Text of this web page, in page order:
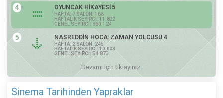
4 OYUNCAK HİKAYESİ 5
HAFTA: 7 SALON: 166
HAFTALIK SEYİRCİ: 11.822
GENEL SEYİRCİ: 860.124
5 NASREDDİN HOCA: ZAMAN YOLCUSU 4
HAFTA: 2 SALON: 245
HAFTALIK SEYİRCİ: 10.033
GENEL SEYİRCİ: 54.873
Devamı için tıklayınız.
Sinema Tarihinden Yapraklar